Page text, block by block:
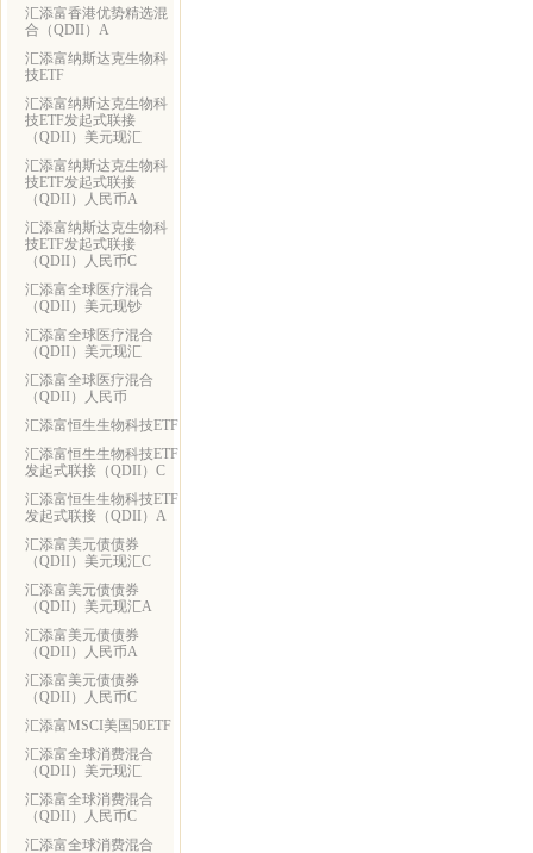
汇添富香港优势精选混
合（QDII）A
汇添富纳斯达克生物科
技ETF
汇添富纳斯达克生物科
技ETF发起式联接
（QDII）美元现汇
汇添富纳斯达克生物科
技ETF发起式联接
（QDII）人民币A
汇添富纳斯达克生物科
技ETF发起式联接
（QDII）人民币C
汇添富全球医疗混合
（QDII）美元现钞
汇添富全球医疗混合
（QDII）美元现汇
汇添富全球医疗混合
（QDII）人民币
汇添富恒生生物科技ETF
汇添富恒生生物科技ETF
发起式联接（QDII）C
汇添富恒生生物科技ETF
发起式联接（QDII）A
汇添富美元债债券
（QDII）美元现汇C
汇添富美元债债券
（QDII）美元现汇A
汇添富美元债债券
（QDII）人民币A
汇添富美元债债券
（QDII）人民币C
汇添富MSCI美国50ETF
汇添富全球消费混合
（QDII）美元现汇
汇添富全球消费混合
（QDII）人民币C
汇添富全球消费混合